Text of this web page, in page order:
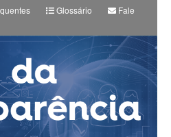
Glossário
Fale